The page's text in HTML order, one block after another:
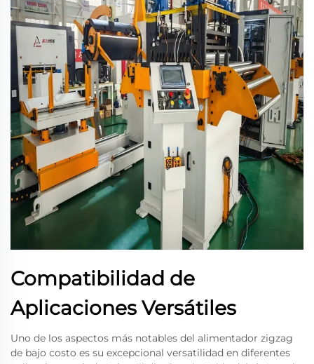
Compatibilidad de
Aplicaciones Versátiles
Uno de los aspectos más notables del alimentador zigzag
de bajo costo es su excepcional versatilidad en diferentes